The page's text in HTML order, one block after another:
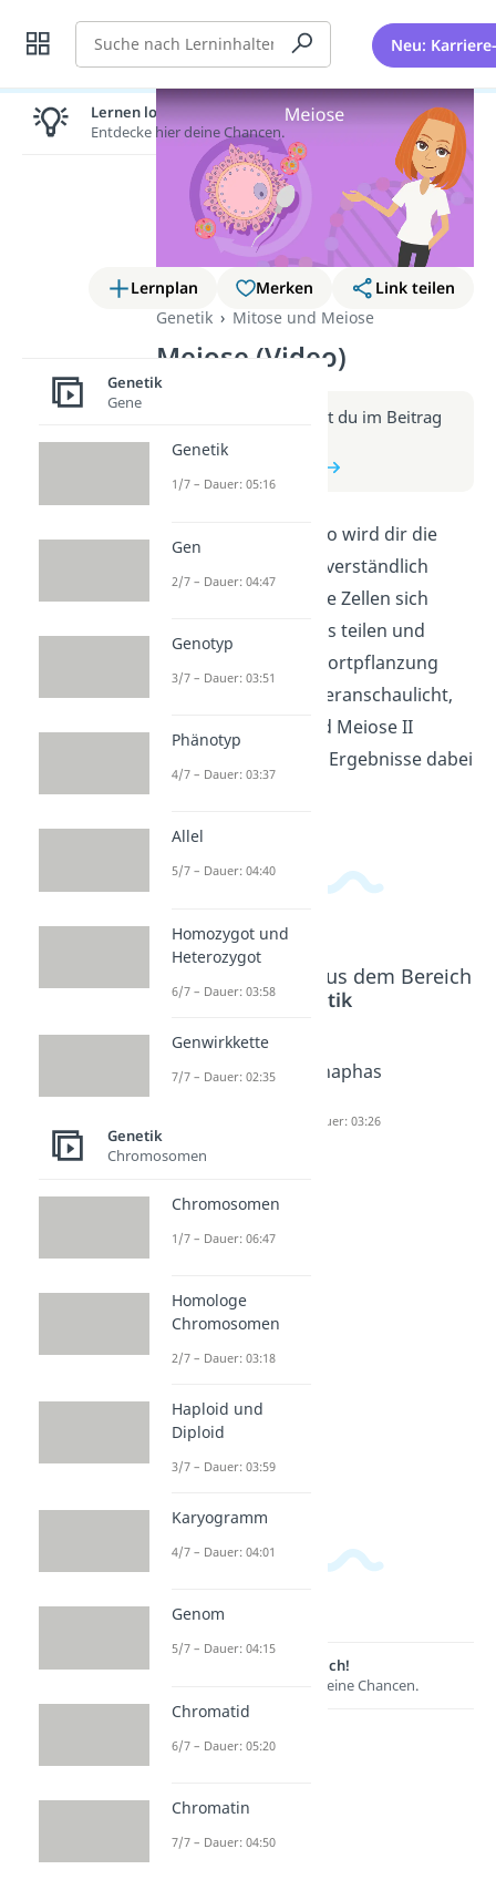
Suche Neu:
Lernplan Merken
Link teilen
Genetik
Mitose und Meiose
Meiose (Video)
Weitere Infos erhältst du im Beitrag
zum Video
In diesem Erklärvideo wird dir die
Meiose einfach und verständlich
erklärt. Du lernst, wie Zellen sich
durch diesen Prozess teilen und
warum dies für die Fortpflanzung
wichtig ist. Es wird veranschaulicht,
was bei Meiose I und Meiose II
passiert und welche Ergebnisse dabei
Beliebte Inhalte aus dem Bereich
Genetik
Mitose
Meiose
im
Prophas
Anaphas
Dauer: 03:26
Lernen lohnt sich!
Entdecke hier deine Chancen.
Lernen lohnt sich!
Entdecke hier deine Chancen.
Genetik
Gene
Genetik
1/7 – Dauer: 05:16
Gen
2/7 – Dauer: 04:47
Genotyp
3/7 – Dauer: 03:51
Phänotyp
4/7 – Dauer: 03:37
Allel
5/7 – Dauer: 04:40
Homozygot und
Heterozygot
6/7 – Dauer: 03:58
Genwirkkette
7/7 – Dauer: 02:35
Genetik
Chromosomen
Chromosomen
1/7 – Dauer: 06:47
Homologe
Chromosomen
2/7 – Dauer: 03:18
Haploid und
Diploid
3/7 – Dauer: 03:59
Karyogramm
4/7 – Dauer: 04:01
Genom
5/7 – Dauer: 04:15
Chromatid
6/7 – Dauer: 05:20
Chromatin
7/7 – Dauer: 04:50